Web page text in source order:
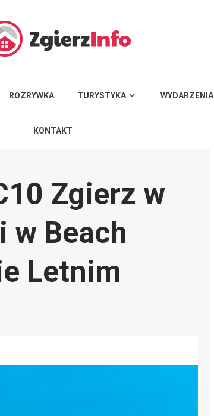
ROZRYWKA TURYSTYKA WYDARZENIA
KONTAKT
Zgierz w
Beach
Letnim